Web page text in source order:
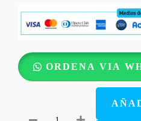
ORDENA VIA